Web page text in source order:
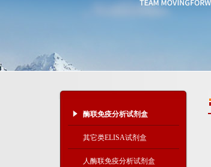
酶联免疫分析试剂盒
其它类ELISA试剂盒
人酶联免疫分析试剂盒